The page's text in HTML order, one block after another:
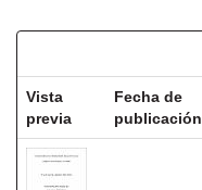
Vista
previa
Fecha de
publicación